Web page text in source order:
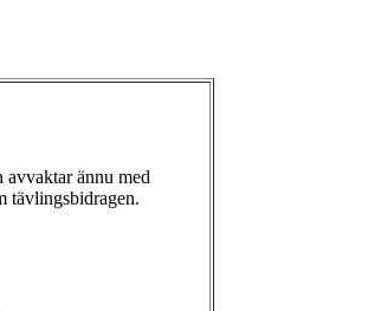
avvaktar ännu med
tävlingsbidragen.